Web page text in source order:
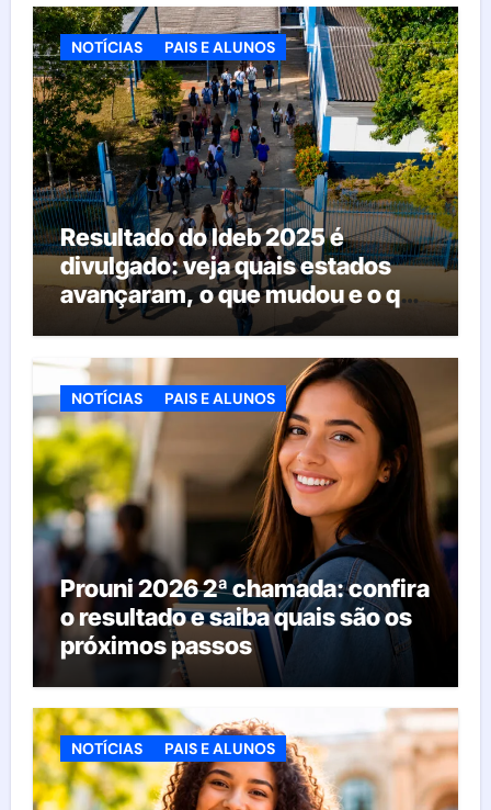
NOTÍCIAS PAIS E ALUNOS
Resultado do Ideb 2025 é
divulgado: veja quais estados
avançaram, o que mudou e o que
esperar da educação brasileira
NOTÍCIAS PAIS E ALUNOS
Prouni 2026 2ª chamada: confira
o resultado e saiba quais são os
próximos passos
NOTÍCIAS PAIS E ALUNOS